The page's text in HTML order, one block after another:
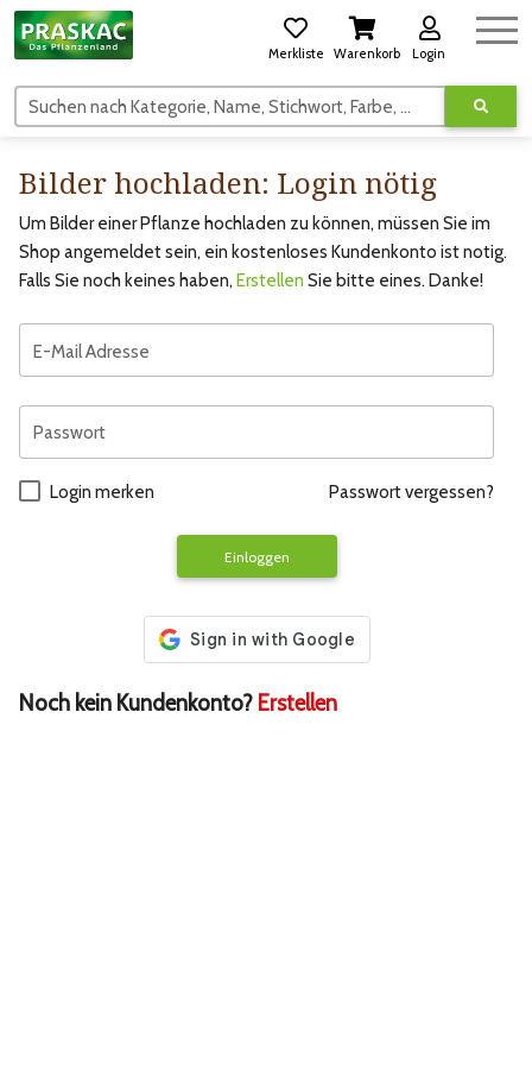
Merkliste Warenkorb Login
Suchen nach Kategorie, Name, Stichwort, Farbe, usw.
Bilder hochladen: Login nötig
Um Bilder einer Pflanze hochladen zu können, müssen Sie im
Shop angemeldet sein, ein kostenloses Kundenkonto ist notig.
Falls Sie noch keines haben, Erstellen Sie bitte eines. Danke!
E-Mail Adresse
Passwort
Login merken Passwort vergessen?
Einloggen
Noch kein Kundenkonto? Erstellen